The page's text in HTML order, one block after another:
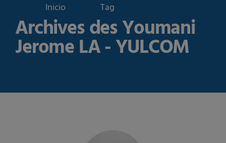
Tag
Archives des Youmani
Jerome LA - YULCOM